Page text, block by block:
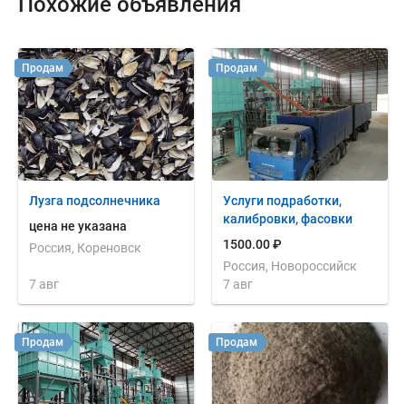
Лузга подсолнечника
цена не указана
Россия, Кореновск
7 авг
Продам
Услуги подработки,
калибровки, фасовки
1500.00 ₽
Россия, Новороссийск
7 авг
Продам
Продам Продам